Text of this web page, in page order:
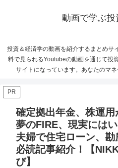
動画で学ぶ投
投資＆経済学の動画を紹介するまとめサ
料で見られるYoutubeの動画を通じて投
サイトになっています。あなたのマ
PR
確定拠出年金、株運用
夢のFIRE、現実には
夫婦で住宅ローン、
必読記事紹介！【
び】